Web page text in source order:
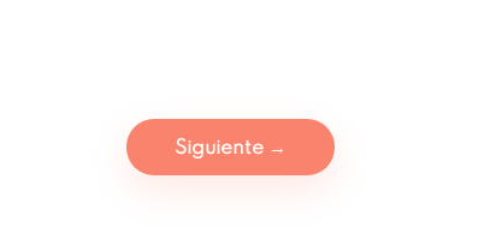
Siguiente→